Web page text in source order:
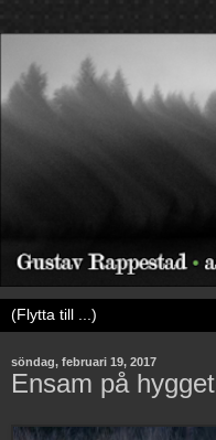
söndag, februari 19, 2017
Ensam på hygget